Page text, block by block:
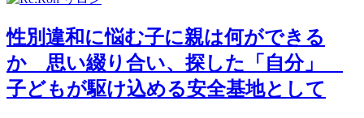
性別違和に悩む子に親は何ができる
か 思い綴り合い、探した「自分」
子どもが駆け込める安全基地として